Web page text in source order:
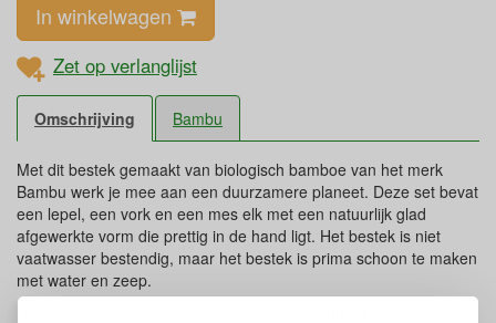
In winkelwagen
Zet op verlanglijst
Omschrijving Bambu
Met dit bestek gemaakt van biologisch bamboe van het merk
Bambu werk je mee aan een duurzamere planeet. Deze set bevat
een lepel, een vork en een mes elk met een natuurlijk glad
afgewerkte vorm die prettig in de hand ligt. Het bestek is niet
vaatwasser bestendig, maar het bestek is prima schoon te maken
met water en zeep.